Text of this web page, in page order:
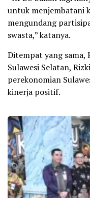
untuk menjembatani
mengundang
swasta,” katanya.
Ditempat yang sama,
Sulawesi Selatan,
perekonomian
kinerja positif.